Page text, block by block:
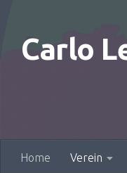
Carlo
Home Verein